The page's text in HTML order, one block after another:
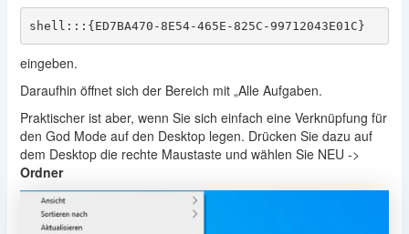
shell:::{ED7BA470-8E54-465E-825C-99712043E01C}
eingeben.
Daraufhin öffnet sich der Bereich mit „Alle Aufgaben.
Praktischer ist aber, wenn Sie sich einfach eine Verknüpfung für
den God Mode auf den Desktop legen. Drücken Sie dazu auf
dem Desktop die rechte Maustaste und wählen Sie NEU ->
Ordner